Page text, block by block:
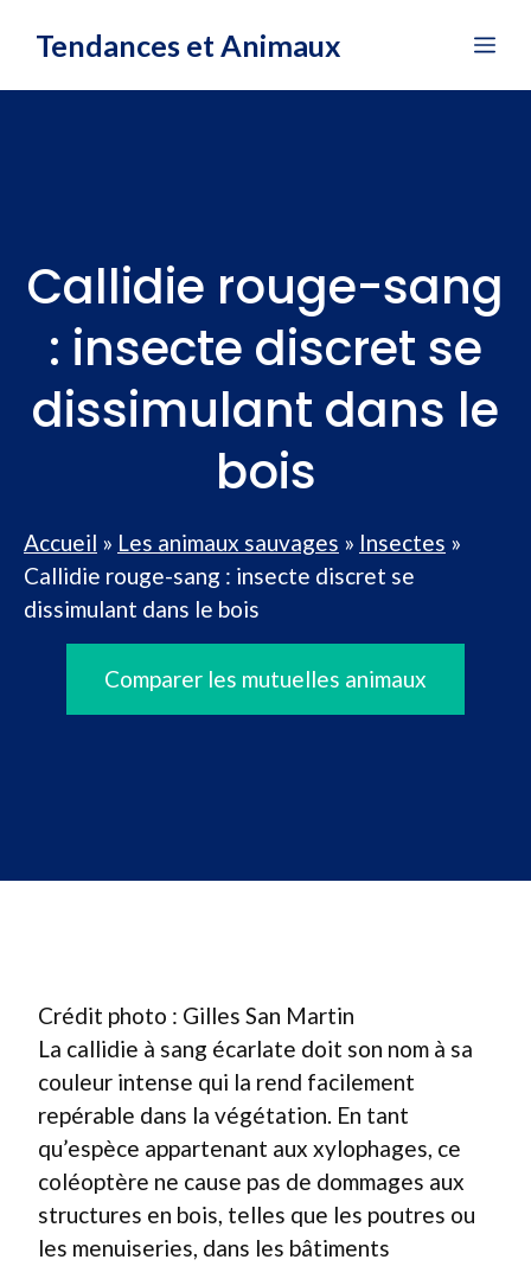
Tendances et Animaux
Callidie rouge-sang
: insecte discret se
dissimulant dans le
bois
Accueil » Les animaux sauvages » Insectes »
Callidie rouge-sang : insecte discret se
dissimulant dans le bois
Comparer les mutuelles animaux
Crédit photo : Gilles San Martin
La callidie à sang écarlate doit son nom à sa
couleur intense qui la rend facilement
repérable dans la végétation. En tant
qu’espèce appartenant aux xylophages, ce
coléoptère ne cause pas de dommages aux
structures en bois, telles que les poutres ou
les menuiseries, dans les bâtiments